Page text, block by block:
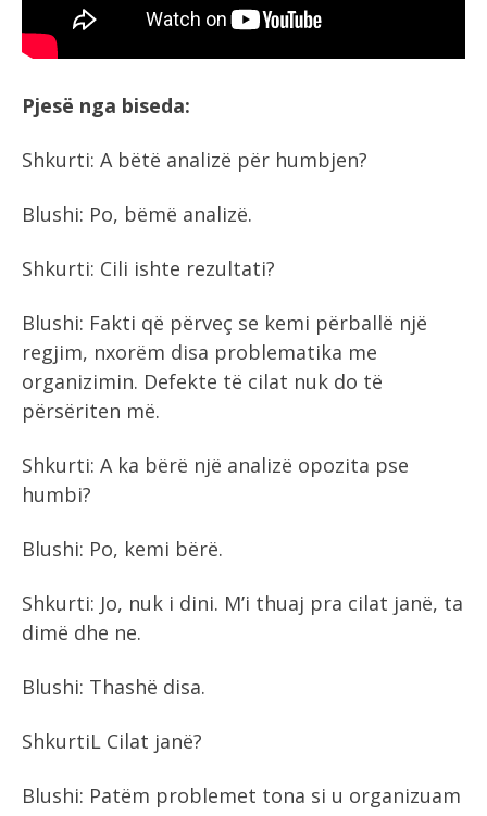
Pjesë nga biseda:
Shkurti: A bëtë analizë për humbjen?
Blushi: Po, bëmë analizë.
Shkurti: Cili ishte rezultati?
Blushi: Fakti që përveç se kemi përballë një
regjim, nxorëm disa problematika me
organizimin. Defekte të cilat nuk do të
përsëriten më.
Shkurti: A ka bërë një analizë opozita pse
humbi?
Blushi: Po, kemi bërë.
Shkurti: Jo, nuk i dini. M’i thuaj pra cilat janë, ta
dimë dhe ne.
Blushi: Thashë disa.
ShkurtiL Cilat janë?
Blushi: Patëm problemet tona si u organizuam